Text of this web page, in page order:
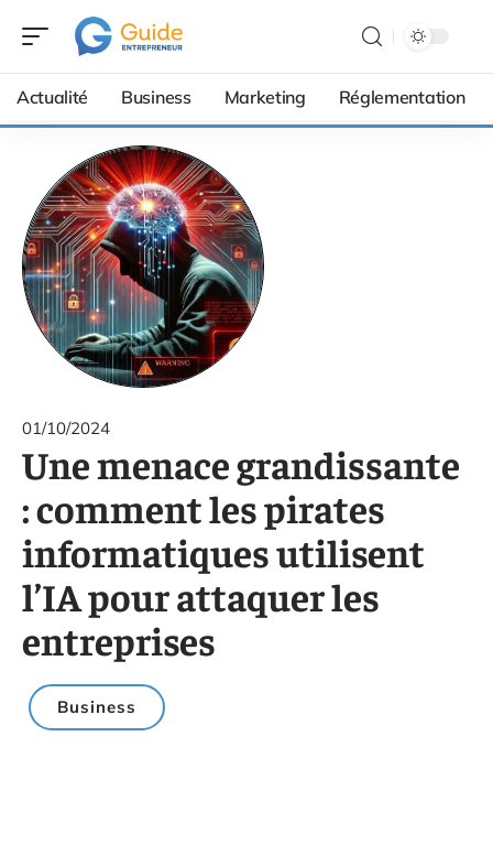
Actualité Business Marketing Réglementation
01/10/2024
Une menace grandissante
: comment les pirates
informatiques utilisent
l’IA pour attaquer les
entreprises
Business